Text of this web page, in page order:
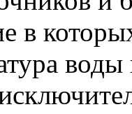
в
воды